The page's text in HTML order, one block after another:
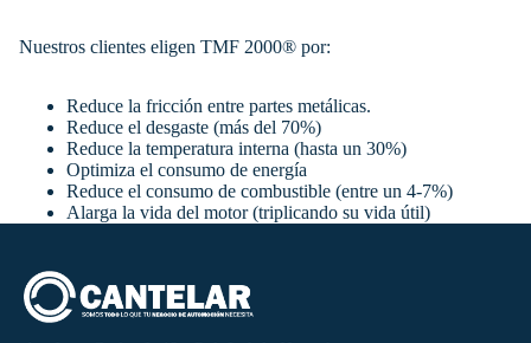
Nuestros clientes eligen TMF 2000® por:
Reduce la fricción entre partes metálicas.
Reduce el desgaste (más del 70%)
Reduce la temperatura interna (hasta un 30%)
Optimiza el consumo de energía
Reduce el consumo de combustible (entre un 4-7%)
Alarga la vida del motor (triplicando su vida útil)